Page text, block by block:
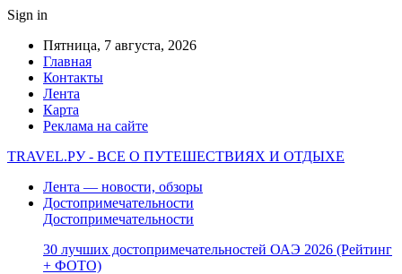
Sign in
Пятница, 7 августа, 2026
Главная
Контакты
Лента
Карта
Реклама на сайте
TRAVEL.РУ - ВСЕ О ПУТЕШЕСТВИЯХ И ОТДЫХЕ
Лента — новости, обзоры
Достопримечательности
Достопримечательности
30 лучших достопримечательностей ОАЭ 2026 (Рейтинг
+ ФОТО)